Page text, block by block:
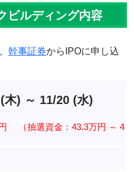
ビルディング内容
幹事証券からIPOに申し込
木) ～ 11/20 (水)
（抽選資金：43.3万円 ～ 4